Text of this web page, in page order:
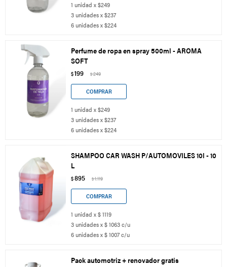
1 unidad x $249
3 unidades x $237
6 unidades x $224
Perfume de ropa en spray 500ml - AROMA
SOFT
$199 $249
1 unidad x $249
3 unidades x $237
6 unidades x $224
SHAMPOO CAR WASH P/AUTOMOVILES 10l - 10
L
$895 $1.119
1 unidad x $ 1119
3 unidades x $ 1063 c/u
6 unidades x $ 1007 c/u
Pack automotriz + renovador gratis